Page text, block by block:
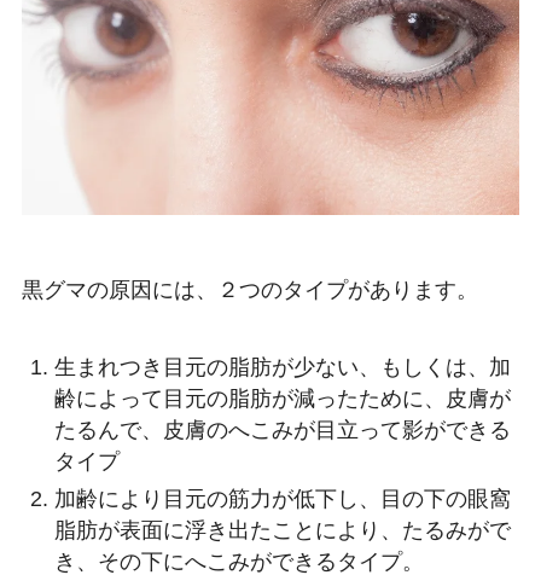
黒グマの原因には、２つのタイプがあります。
生まれつき目元の脂肪が少ない、もしくは、加
齢によって目元の脂肪が減ったために、皮膚が
たるんで、皮膚のへこみが目立って影ができる
タイプ
加齢により目元の筋力が低下し、目の下の眼窩
脂肪が表面に浮き出たことにより、たるみがで
き、その下にへこみができるタイプ。